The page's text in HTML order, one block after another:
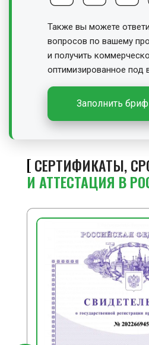
Также вы можете
вопросов по вашему
и получить
оптимизированное под
Заполнить бриф
СЕРТИФИКАТЫ,
И АТТЕСТАЦИЯ В